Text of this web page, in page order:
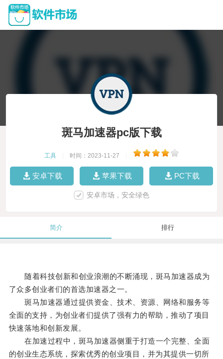
斑马加速器pc版下载
工具 时间：2023-11-27
安卓下载 苹果下载 PC下载
安卓市场，安全绿色
简介 排行
随着科技创新和创业浪潮的不断涌现，斑马加速器成为
了众多创业者们的首选加速器之一。
斑马加速器通过提供资金、技术、资源、网络和服务等
全面的支持，为创业者们提供了强有力的帮助，推动了项目
快速落地和创新发展。
在加速过程中，斑马加速器侧重于打造一个完整、全面
的创业生态系统，探索优秀的创业项目，并为其提供一切所